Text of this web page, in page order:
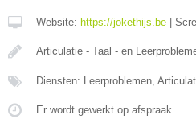
Website: https://jokethijs.be
Articulatie - Taal - en
Diensten: Leerproblemen,
Er wordt gewerkt op afspraak.